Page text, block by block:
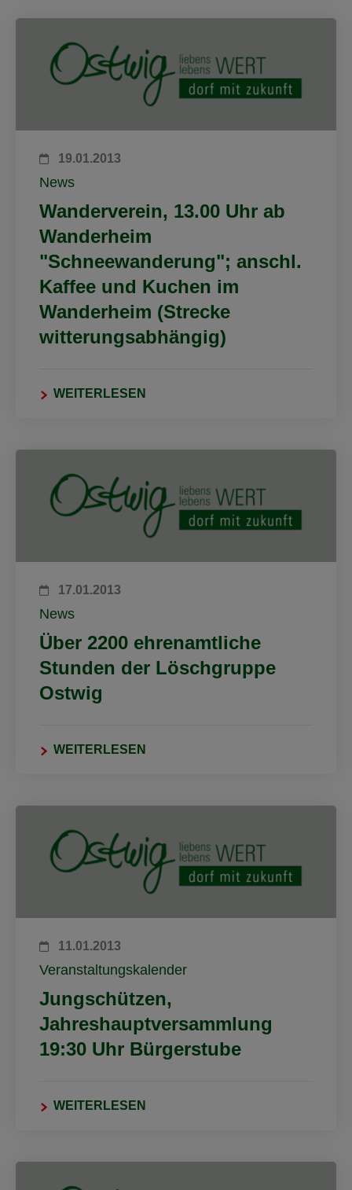
19.01.2013
News
Wanderverein, 13.00 Uhr ab
Wanderheim
"Schneewanderung"; anschl.
Kaffee und Kuchen im
Wanderheim (Strecke
witterungsabhängig)
WEITERLESEN
17.01.2013
News
Über 2200 ehrenamtliche
Stunden der Löschgruppe
Ostwig
WEITERLESEN
11.01.2013
Veranstaltungskalender
Jungschützen,
Jahreshauptversammlung
19:30 Uhr Bürgerstube
WEITERLESEN